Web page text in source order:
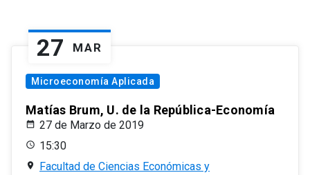
27 MAR
Microeconomía Aplicada
Matías Brum, U. de la República-Economía
27 de Marzo de 2019
15:30
Facultad de Ciencias Económicas y